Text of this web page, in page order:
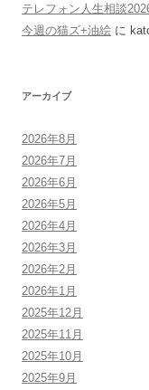
テレフォン人生相談
今週の猫ズ+油絵 に
アーカイブ
2026年8月
2026年7月
2026年6月
2026年5月
2026年4月
2026年3月
2026年2月
2026年1月
2025年12月
2025年11月
2025年10月
2025年9月